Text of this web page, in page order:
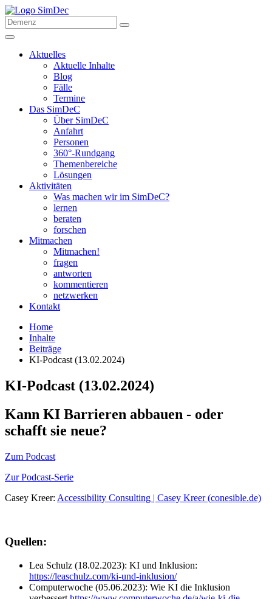
Aktuelles
Aktuelle Inhalte
Blog
Fälle
Termine
Das SimDeC
Über SimDeC
Anfahrt
Personen
360°-Rundgang
Themenbereiche
Lösungen
Aktivitäten
Was machen wir im SimDeC?
lernen
beraten
forschen
Mitmachen
Mitmachen!
fragen
antworten
kommentieren
netzwerken
Kontakt
Home
Inhalte
Beiträge
KI-Podcast (13.02.2024)
KI-Podcast (13.02.2024)
Kann KI Barrieren abbauen - oder
schafft sie neue?
Zum Podcast
Zur Podcast-Serie
Casey Kreer: Accessibility Consulting | Casey Kreer (conesible.de)
Quellen:
Lea Schulz (18.02.2023): KI und Inklusion:
https://leaschulz.com/ki-und-inklusion/
Computerwoche (05.06.2023): Wie KI die Inklusion